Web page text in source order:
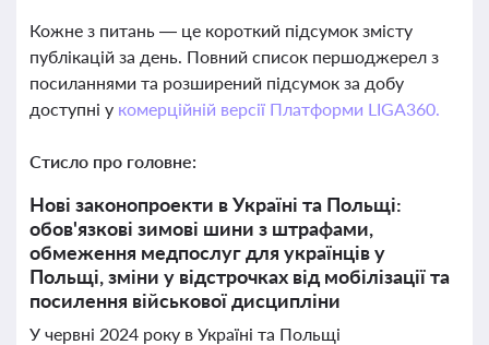
Кожне з питань — це короткий підсумок змісту
публікацій за день. Повний список першоджерел з
посиланнями та розширений підсумок за добу
доступні у комерційній версії Платформи LIGA360.
Стисло про головне:
Нові законопроекти в Україні та Польщі:
обов'язкові зимові шини з штрафами,
обмеження медпослуг для українців у
Польщі, зміни у відстрочках від мобілізації та
посилення військової дисципліни
У червні 2024 року в Україні та Польщі